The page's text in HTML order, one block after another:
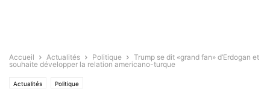
Accueil Actualités Politique
Trump se dit «grand fan» d’Erdogan et
souhaite développer la relation americano-turque
Actualités Politique